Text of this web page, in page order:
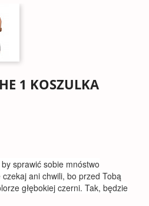
1 KOSZULKA
sprawić sobie mnóstwo
ani chwili, bo przed Tobą
głębokiej czerni. Tak, będzie